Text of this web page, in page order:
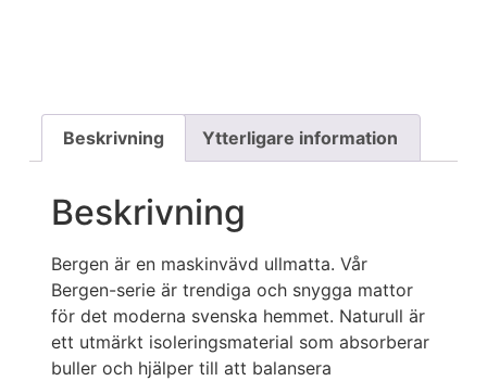
Beskrivning Ytterligare information
Beskrivning
Bergen är en maskinvävd ullmatta. Vår
Bergen-serie är trendiga och snygga mattor
för det moderna svenska hemmet. Naturull är
ett utmärkt isoleringsmaterial som absorberar
buller och hjälper till att balansera